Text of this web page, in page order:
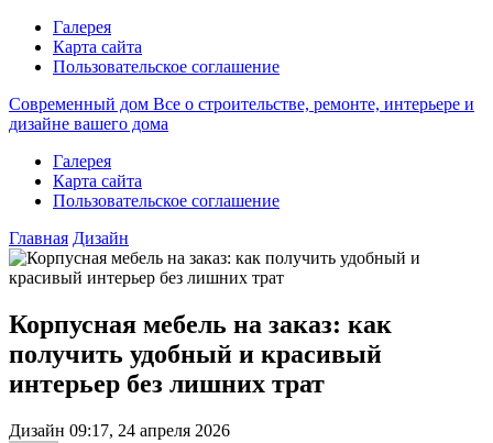
Галерея
Карта сайта
Пользовательское соглашение
Современный дом Все о строительстве, ремонте, интерьере и
дизайне вашего дома
Галерея
Карта сайта
Пользовательское соглашение
Главная Дизайн
Корпусная мебель на заказ: как
получить удобный и красивый
интерьер без лишних трат
Дизайн 09:17, 24 апреля 2026